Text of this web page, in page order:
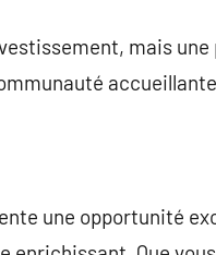
mais
une opportunité